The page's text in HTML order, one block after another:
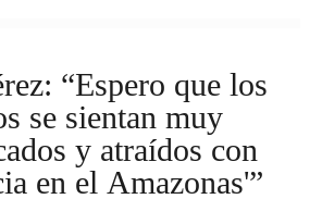
“Espero que los
se sientan muy
y atraídos con
en el Amazonas'”